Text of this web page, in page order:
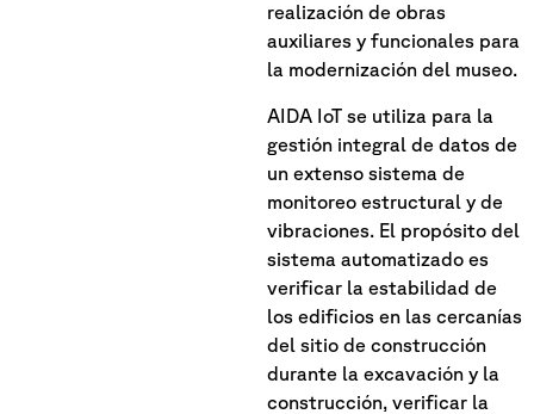
realización de obras
auxiliares y funcionales para
la modernización del museo.
AIDA IoT se utiliza para la
gestión integral de datos de
un extenso sistema de
monitoreo estructural y de
vibraciones. El propósito del
sistema automatizado es
verificar la estabilidad de
los edificios en las cercanías
del sitio de construcción
durante la excavación y la
construcción, verificar la